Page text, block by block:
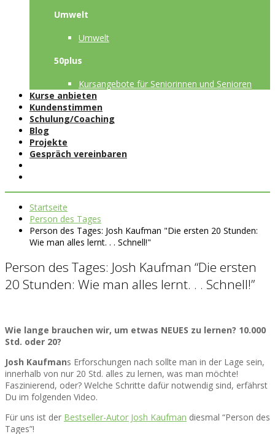
Umwelt
Umwelt
50plus
Kursangebote für Seniorinnen und Senioren
Kurse anbieten
Kundenstimmen
Schulung/Coaching
Blog
Projekte
Gespräch vereinbaren
Startseite
Person des Tages
Person des Tages: Josh Kaufman "Die ersten 20 Stunden:
Wie man alles lernt. . . Schnell!"
Person des Tages: Josh Kaufman “Die ersten
20 Stunden: Wie man alles lernt. . . Schnell!”
Wie lange brauchen wir, um etwas NEUES zu lernen? 10.000
Std. oder 20?
Josh Kaufmans Erforschungen nach sollte man in der Lage sein,
innerhalb von nur 20 Std. alles zu lernen, was man möchte!
Faszinierend, oder? Welche Schritte dafür notwendig sind, erfährst
Du im folgenden Video.
Für uns ist der Bestseller-Autor Josh Kaufman diesmal “Person des
Tages”!